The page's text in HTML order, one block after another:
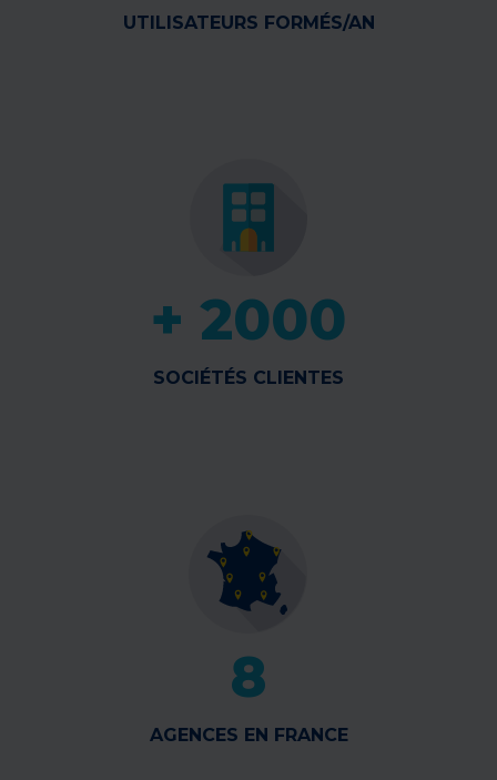
UTILISATEURS FORMÉS/AN
+ 2000
SOCIÉTÉS CLIENTES
8
AGENCES EN FRANCE